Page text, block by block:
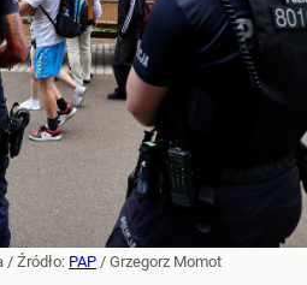
/ Źródło: PAP / Grzegorz Momot